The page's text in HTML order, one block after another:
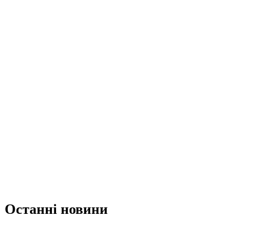
Останні новини